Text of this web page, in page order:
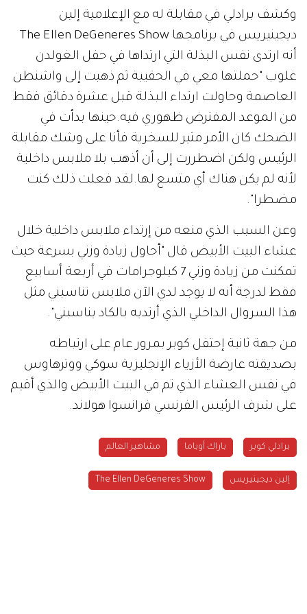
وكشف برادلي في مقابلة له مع الإعلامية إلين
أنه ارتدى نفس البذلة التي ارتداها في حفل الغولدن
غلوب "حملتها معي في الحقيبة ثم ذهبت إلى واشنطن
العاصمة وحاولت ارتداء البذلة قبل عشرة دقائق فقط
من الموعد المفترض ظهوري فيه.حينها بدأت في
الضحك كان الأمر مثير للسخرية فأنا على وشك مقابلة
الرئيس ولكن اضطررت إلى أن أذهب بلا ملابس داخلية
لأنه لم يكن هناك أي متسع لها.لقد فعلت ذلك كنت
مضطرا".
وعن السبب الذي منعه من إرتداء ملابس داخلية خلال
عشاء البيت الأبيض قال "أحاول زيادة وزني بسرعة حيث
تمكنت من زيادة وزني 7 كيلوجرامات في أربعة أسابيع
فقط لدرجة أنه لا يوجد لدي الآن ملابس تناسبني مثل
هذا السروال الداخلي الذي أرتديه بالكاد يناسبني".
من جهة ثانية إحتفل كوبر بمرور عام على ارتباطه
بصديقته عارضة الأزياء الإنجليزية سوكي ووترهاوس
في نفس العشاء الذي تم في البيت الأبيض والذي أقيم
على شرف الرئيس الفرنسي فرانسوا هولاند.
برادلي كوبر باراك أوباما مشاهير العالم
إلين ديجينيريس The Ellen DeGeneres Show